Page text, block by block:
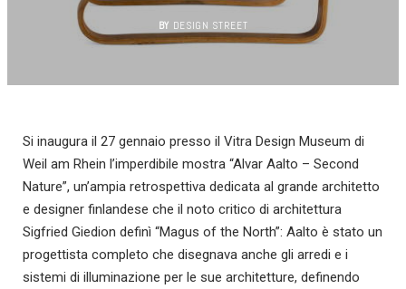
BY DESIGN STREET
Si inaugura il 27 gennaio presso il Vitra Design Museum di
Weil am Rhein l’imperdibile mostra “Alvar Aalto – Second
Nature”, un’ampia retrospettiva dedicata al grande architetto
e designer finlandese che il noto critico di architettura
Sigfried Giedion definì “Magus of the North”: Aalto è stato un
progettista completo che disegnava anche gli arredi e i
sistemi di illuminazione per le sue architetture, definendo